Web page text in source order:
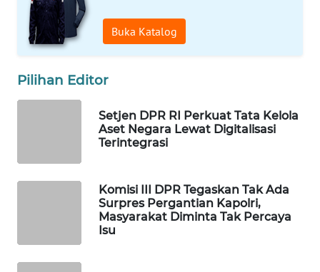
Buka Katalog
Pilihan Editor
Setjen DPR RI Perkuat Tata Kelola
Aset Negara Lewat Digitalisasi
Terintegrasi
Komisi III DPR Tegaskan Tak Ada
Surpres Pergantian Kapolri,
Masyarakat Diminta Tak Percaya
Isu
FORWAMKI
ALPERKLINAS